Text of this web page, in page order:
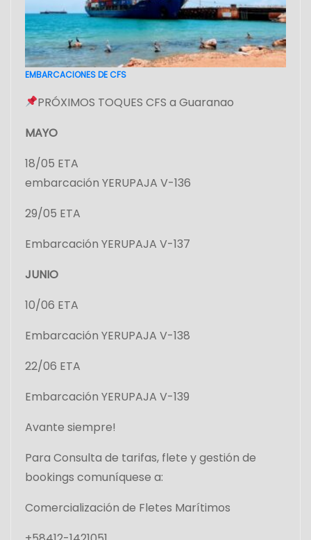
EMBARCACIONES DE CFS
PRÓXIMOS TOQUES CFS a Guaranao
MAYO
18/05 ETA
embarcación YERUPAJA V-136
29/05 ETA
Embarcación YERUPAJA V-137
JUNIO
10/06 ETA
Embarcación YERUPAJA V-138
22/06 ETA
Embarcación YERUPAJA V-139
Avante siempre!
Para Consulta de tarifas, flete y gestión de
bookings comuníquese a:
Comercialización de Fletes Marítimos